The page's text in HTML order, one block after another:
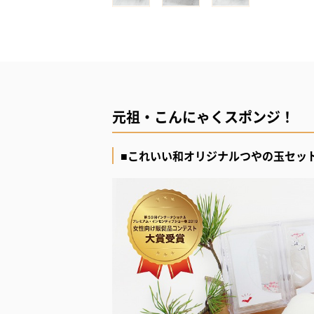
元祖・こんにゃくスポンジ！
■これいい和オリジナルつやの玉セッ